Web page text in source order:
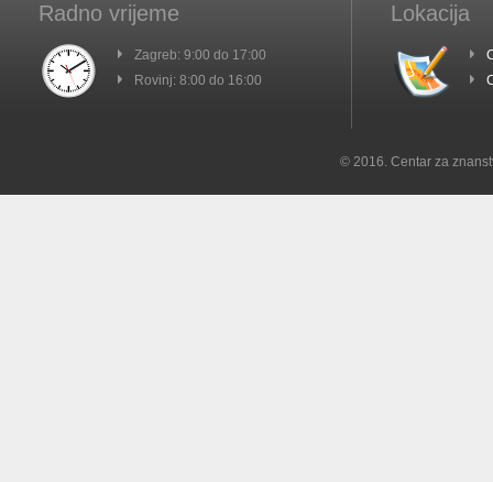
Radno vrijeme
Zagreb: 9:00 do 17:00
Rovinj: 8:00 do 16:00
Lokacija
© 2016. Centar za